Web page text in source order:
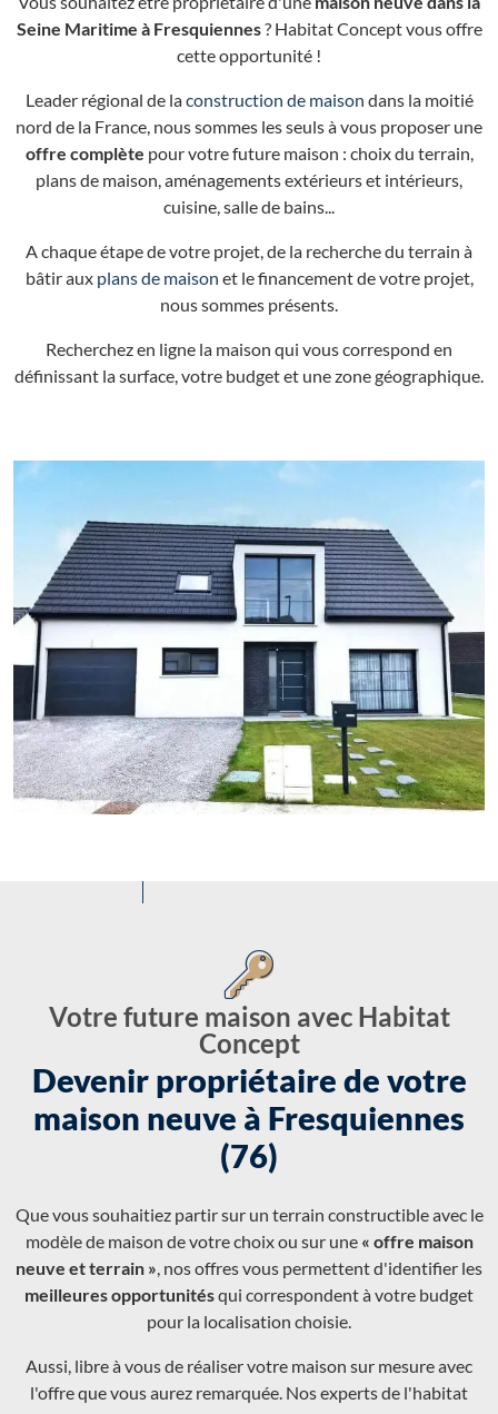
Seine Maritime à Fresquiennes? Habitat Concept vous offre
cette opportunité !
Leader régional de laconstruction de maison dans la moitié
nord de la France, nous sommes les seuls à vous proposer une
offre complète pour votre future maison : choix du terrain,
plans de maison, aménagements extérieurs et intérieurs,
cuisine, salle de bains...
A chaque étape de votre projet, de la recherche du terrain à
bâtir aux plans de maison et le financement de votre projet,
nous sommes présents.
Recherchez en ligne la maison qui vous correspond en
définissant la surface, votre budget et une zone géographique.
Votre future maison avec Habitat
Concept
Devenir propriétaire de votre
maison neuve à Fresquiennes
(76)
Que vous souhaitiez partir sur un terrain constructible avec le
modèle de maison de votre choix ou sur une « offre maison
neuve et terrain », nos offres vous permettent d'identifier les
meilleures opportunitésqui correspondent à votre budget
pour la localisation choisie.
Aussi, libre à vous de réaliser votre maison sur mesure avec
l'offre que vous aurez remarquée. Nos experts de l'habitat